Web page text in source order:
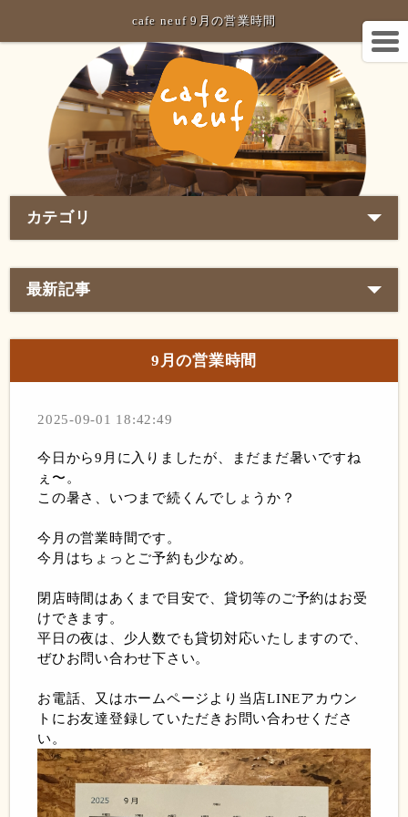
cafe neuf 9月の営業時間
カテゴリ
最新記事
9月の営業時間
2025-09-01 18:42:49
今日から9月に入りましたが、まだまだ暑いですね
ぇ〜。
この暑さ、いつまで続くんでしょうか？
今月の営業時間です。
今月はちょっとご予約も少なめ。
閉店時間はあくまで目安で、貸切等のご予約はお受
けできます。
平日の夜は、少人数でも貸切対応いたしますので、
ぜひお問い合わせ下さい。
お電話、又はホームページより当店LINEアカウン
トにお友達登録していただきお問い合わせくださ
い。